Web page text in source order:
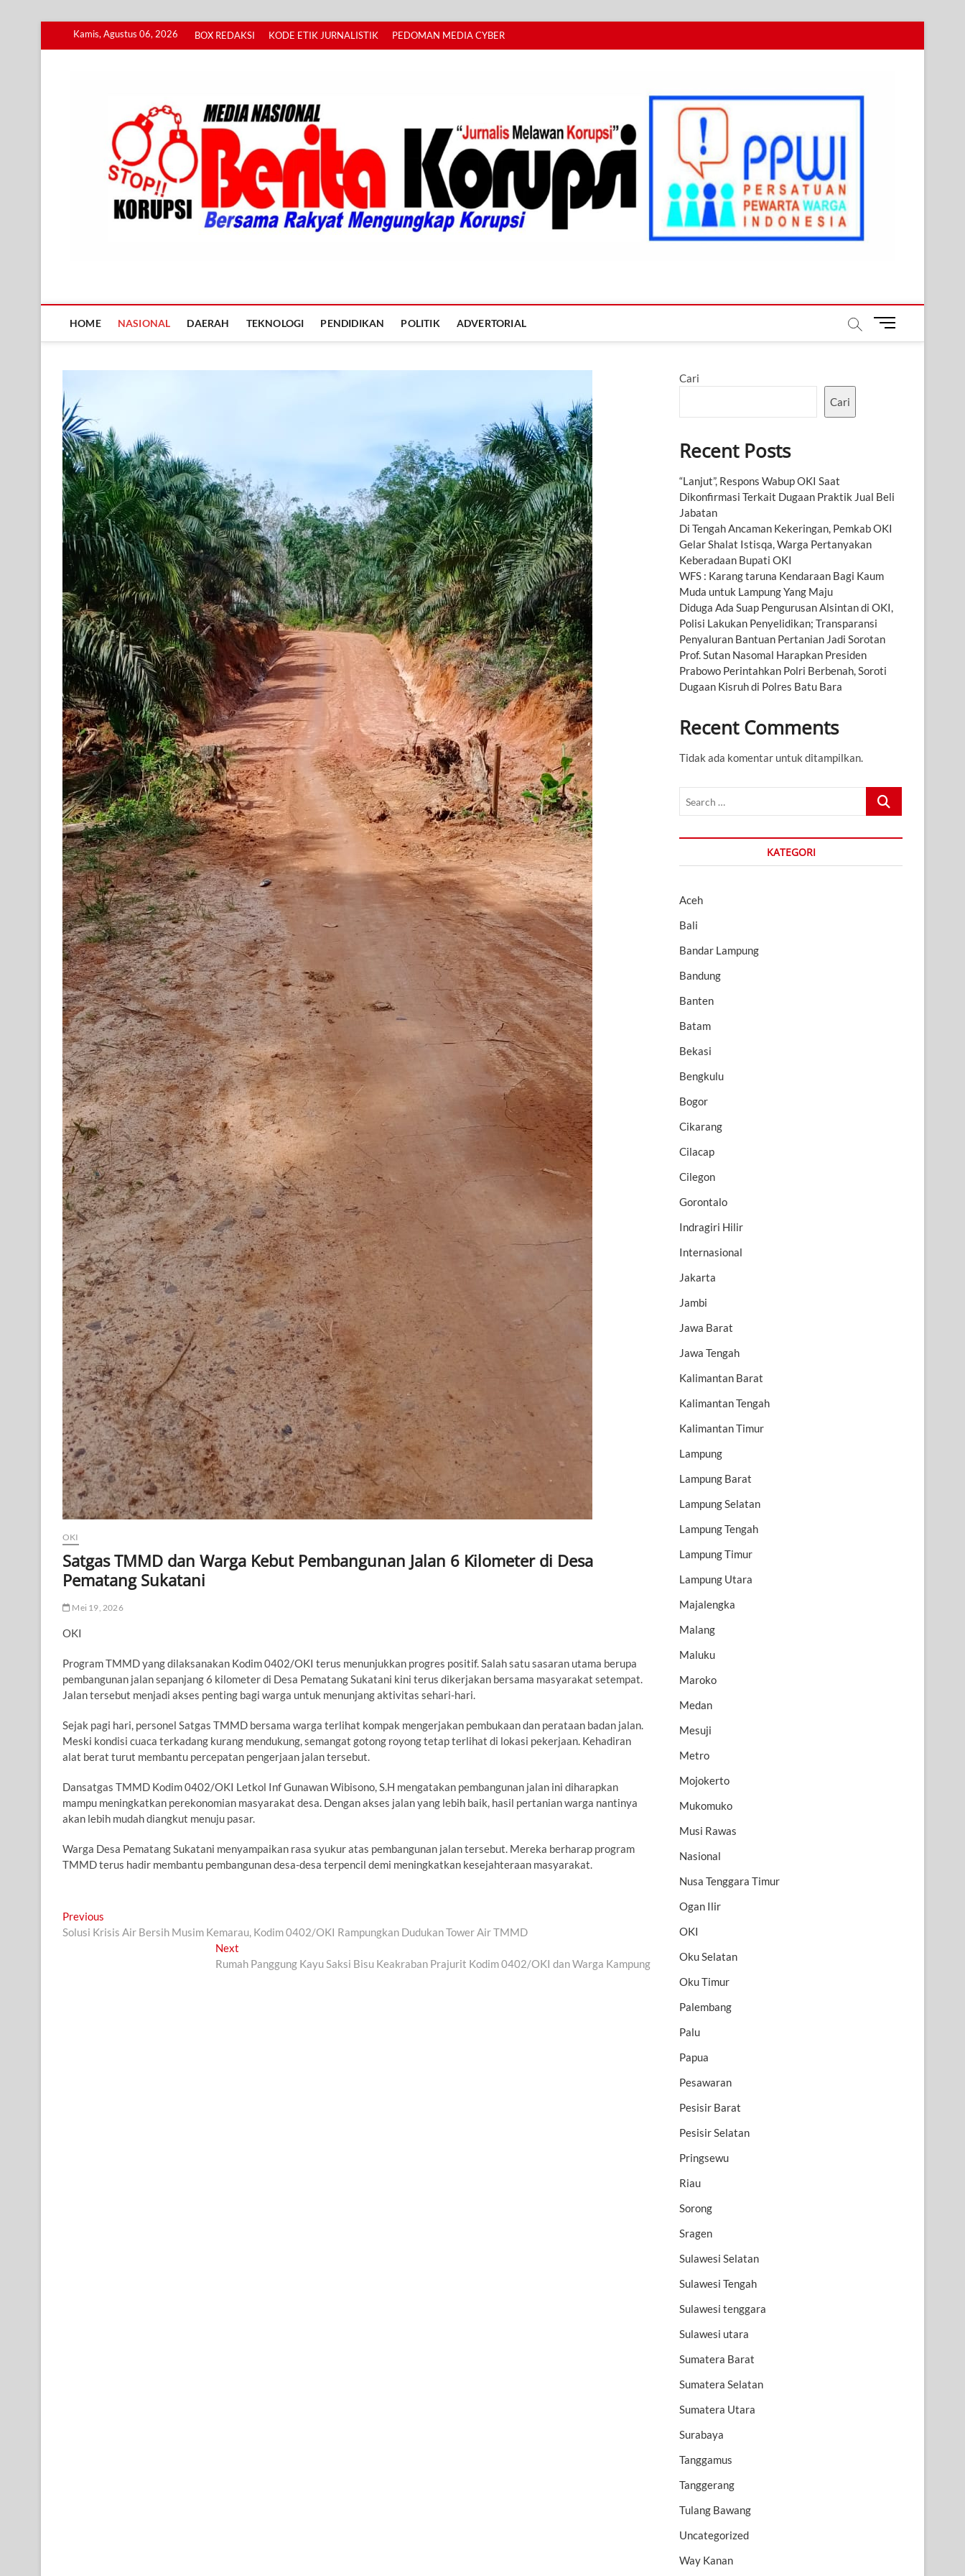
Kamis, Agustus 06, 2026 BOX REDAKSI KODE ETIK JURNALISTIK PEDOMAN MEDIA CYBER
HOME NASIONAL DAERAH TEKNOLOGI PENDIDIKAN POLITIK ADVERTORIAL
M
OKI
Satgas TMMD dan Warga Kebut Pembangunan Jalan 6 Kilometer di Desa
Pematang Sukatani
Mei 19, 2026
OKI
Program TMMD yang dilaksanakan Kodim 0402/OKI terus menunjukkan progres positif. Salah satu sasaran utama berupa
pembangunan jalan sepanjang 6 kilometer di Desa Pematang Sukatani kini terus dikerjakan bersama masyarakat setempat.
Jalan tersebut menjadi akses penting bagi warga untuk menunjang aktivitas sehari-hari.
Sejak pagi hari, personel Satgas TMMD bersama warga terlihat kompak mengerjakan pembukaan dan perataan badan jalan.
Meski kondisi cuaca terkadang kurang mendukung, semangat gotong royong tetap terlihat di lokasi pekerjaan. Kehadiran
alat berat turut membantu percepatan pengerjaan jalan tersebut.
Dansatgas TMMD Kodim 0402/OKI Letkol Inf Gunawan Wibisono, S.H mengatakan pembangunan jalan ini diharapkan
mampu meningkatkan perekonomian masyarakat desa. Dengan akses jalan yang lebih baik, hasil pertanian warga nantinya
akan lebih mudah diangkut menuju pasar.
Warga Desa Pematang Sukatani menyampaikan rasa syukur atas pembangunan jalan tersebut. Mereka berharap program
TMMD terus hadir membantu pembangunan desa-desa terpencil demi meningkatkan kesejahteraan masyarakat.
Navigasi
pos
Previous
post:
Solusi Krisis Air Bersih Musim Kemarau, Kodim 0402/OKI Rampungkan Dudukan Tower Air TMMD
Next
post:
Rumah Panggung Kayu Saksi Bisu Keakraban Prajurit Kodim 0402/OKI dan Warga Kampung
Cari
Cari
Recent Posts
“Lanjut”, Respons Wabup OKI Saat
Dikonfirmasi Terkait Dugaan Praktik Jual Beli
Jabatan
Di Tengah Ancaman Kekeringan, Pemkab OKI
Gelar Shalat Istisqa, Warga Pertanyakan
Keberadaan Bupati OKI
WFS : Karang taruna Kendaraan Bagi Kaum
Muda untuk Lampung Yang Maju
Diduga Ada Suap Pengurusan Alsintan di OKI,
Polisi Lakukan Penyelidikan; Transparansi
Penyaluran Bantuan Pertanian Jadi Sorotan
Prof. Sutan Nasomal Harapkan Presiden
Prabowo Perintahkan Polri Berbenah, Soroti
Dugaan Kisruh di Polres Batu Bara
Recent Comments
Tidak ada komentar untuk ditampilkan.
Search
KATEGORI
Aceh
Bali
Bandar Lampung
Bandung
Banten
Batam
Bekasi
Bengkulu
Bogor
Cikarang
Cilacap
Cilegon
Gorontalo
Indragiri Hilir
Internasional
Jakarta
Jambi
Jawa Barat
Jawa Tengah
Kalimantan Barat
Kalimantan Tengah
Kalimantan Timur
Lampung
Lampung Barat
Lampung Selatan
Lampung Tengah
Lampung Timur
Lampung Utara
Majalengka
Malang
Maluku
Maroko
Medan
Mesuji
Metro
Mojokerto
Mukomuko
Musi Rawas
Nasional
Nusa Tenggara Timur
Ogan Ilir
OKI
Oku Selatan
Oku Timur
Palembang
Palu
Papua
Pesawaran
Pesisir Barat
Pesisir Selatan
Pringsewu
Riau
Sorong
Sragen
Sulawesi Selatan
Sulawesi Tengah
Sulawesi tenggara
Sulawesi utara
Sumatera Barat
Sumatera Selatan
Sumatera Utara
Surabaya
Tanggamus
Tanggerang
Tulang Bawang
Uncategorized
Way Kanan